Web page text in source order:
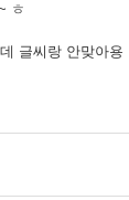
ㅎ
글씨랑 안맞아용